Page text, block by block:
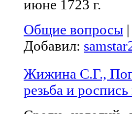
июне 1723 г.
Общие вопросы
Добавил:
Жижина С.Г.,
резьба и